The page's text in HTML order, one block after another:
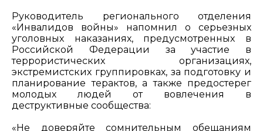
Руководитель регионального отделения
«Инвалидов войны» напомнил о серьезных
уголовных наказаниях, предусмотренных в
Российской Федерации за участие в
террористических организациях,
экстремистских группировках, за подготовку и
планирование терактов, а также предостерег
молодых людей от вовлечения в
деструктивные сообщества:
«Не доверяйте сомнительным обещаниям